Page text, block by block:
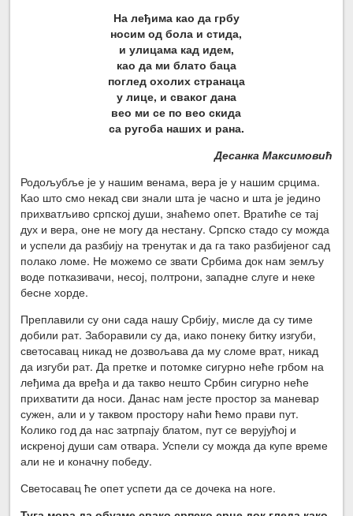
На леђима као да грбу
носим од бола и стида,
и улицама кад идем,
као да ми блато баца
поглед охолих странаца
у лице, и сваког дана
вео ми се по вео скида
са ругоба наших и рана.
Десанка Максимовић
Родољубље је у нашим венама, вера је у нашим срцима.
Као што смо некад сви знали шта је часно и шта је једино
прихватљиво српској души, знаћемо опет. Вратиће се тај
дух и вера, оне не могу да нестану. Српско стадо су можда
и успели да разбију на тренутак и да га тако разбијеног сад
полако ломе. Не можемо се звати Србима док нам земљу
воде потказивачи, несој, полтрони, западне слуге и неке
бесне хорде.
Преплавили су они сада нашу Србију, мисле да су тиме
добили рат. Заборавили су да, иако понеку битку изгуби,
светосавац никад не дозвољава да му сломе врат, никад
да изгуби рат. Да претке и потомке сигурно неће грбом на
леђима да вређа и да такво нешто Србин сигурно неће
прихватити да носи. Данас нам јесте простор за маневар
сужен, али и у таквом простору наћи ћемо прави пут.
Колико год да нас затрпају блатом, пут се верујућој и
искреној души сам отвара. Успели су можда да купе време
али не и коначну победу.
Светосавац ће опет успети да се дочека на ноге.